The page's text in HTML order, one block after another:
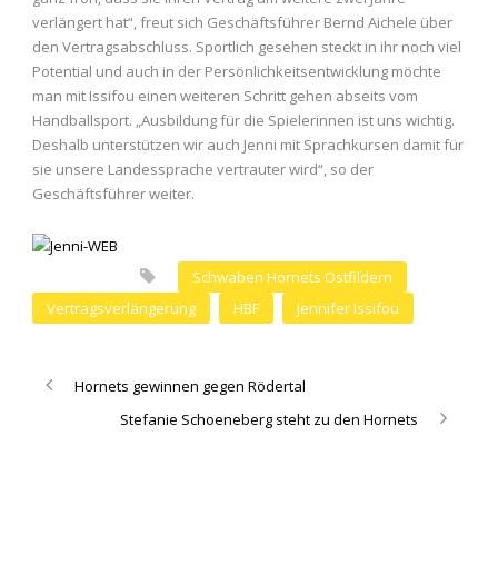
verlängert hat“, freut sich Geschäftsführer Bernd Aichele über
den Vertragsabschluss. Sportlich gesehen steckt in ihr noch viel
Potential und auch in der Persönlichkeitsentwicklung möchte
man mit Issifou einen weiteren Schritt gehen abseits vom
Handballsport. „Ausbildung für die Spielerinnen ist uns wichtig.
Deshalb unterstützen wir auch Jenni mit Sprachkursen damit für
sie unsere Landessprache vertrauter wird“, so der
Geschäftsführer weiter.
Schwaben Hornets Ostfildern
Vertragsverlängerung
HBF Jennifer Issifou
Hornets gewinnen gegen Rödertal
Stefanie Schoeneberg steht zu den Hornets